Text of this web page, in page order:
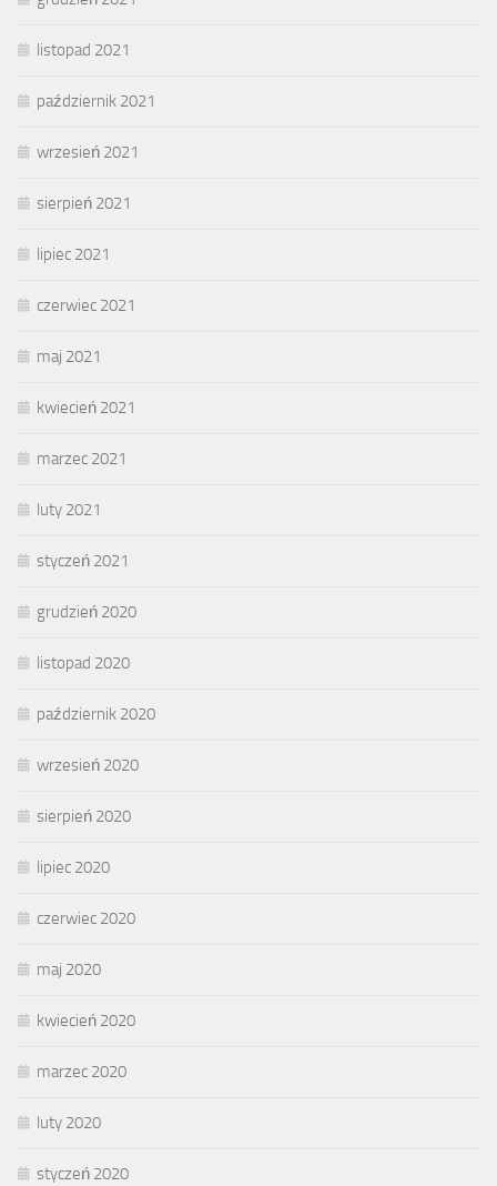
listopad 2021
październik 2021
wrzesień 2021
sierpień 2021
lipiec 2021
czerwiec 2021
maj 2021
kwiecień 2021
marzec 2021
luty 2021
styczeń 2021
grudzień 2020
listopad 2020
październik 2020
wrzesień 2020
sierpień 2020
lipiec 2020
czerwiec 2020
maj 2020
kwiecień 2020
marzec 2020
luty 2020
styczeń 2020